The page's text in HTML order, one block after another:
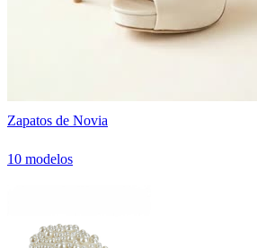
Zapatos de Novia
10 modelos